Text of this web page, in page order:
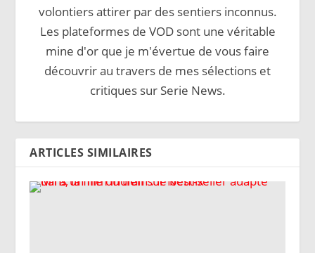
volontiers attirer par des sentiers inconnus.
Les plateformes de VOD sont une véritable
mine d'or que je m'évertue de vous faire
découvrir au travers de mes sélections et
critiques sur Serie News.
ARTICLES SIMILAIRES